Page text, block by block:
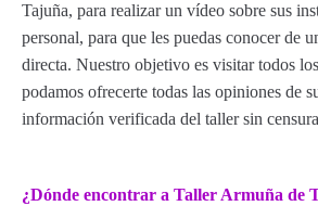
Tajuña, para realizar un vídeo sobre sus
personal, para que les puedas conocer de
directa. Nuestro objetivo es visitar todos
podamos ofrecerte todas las opiniones de
información verificada del taller sin
¿Dónde encontrar a Taller Armuña de